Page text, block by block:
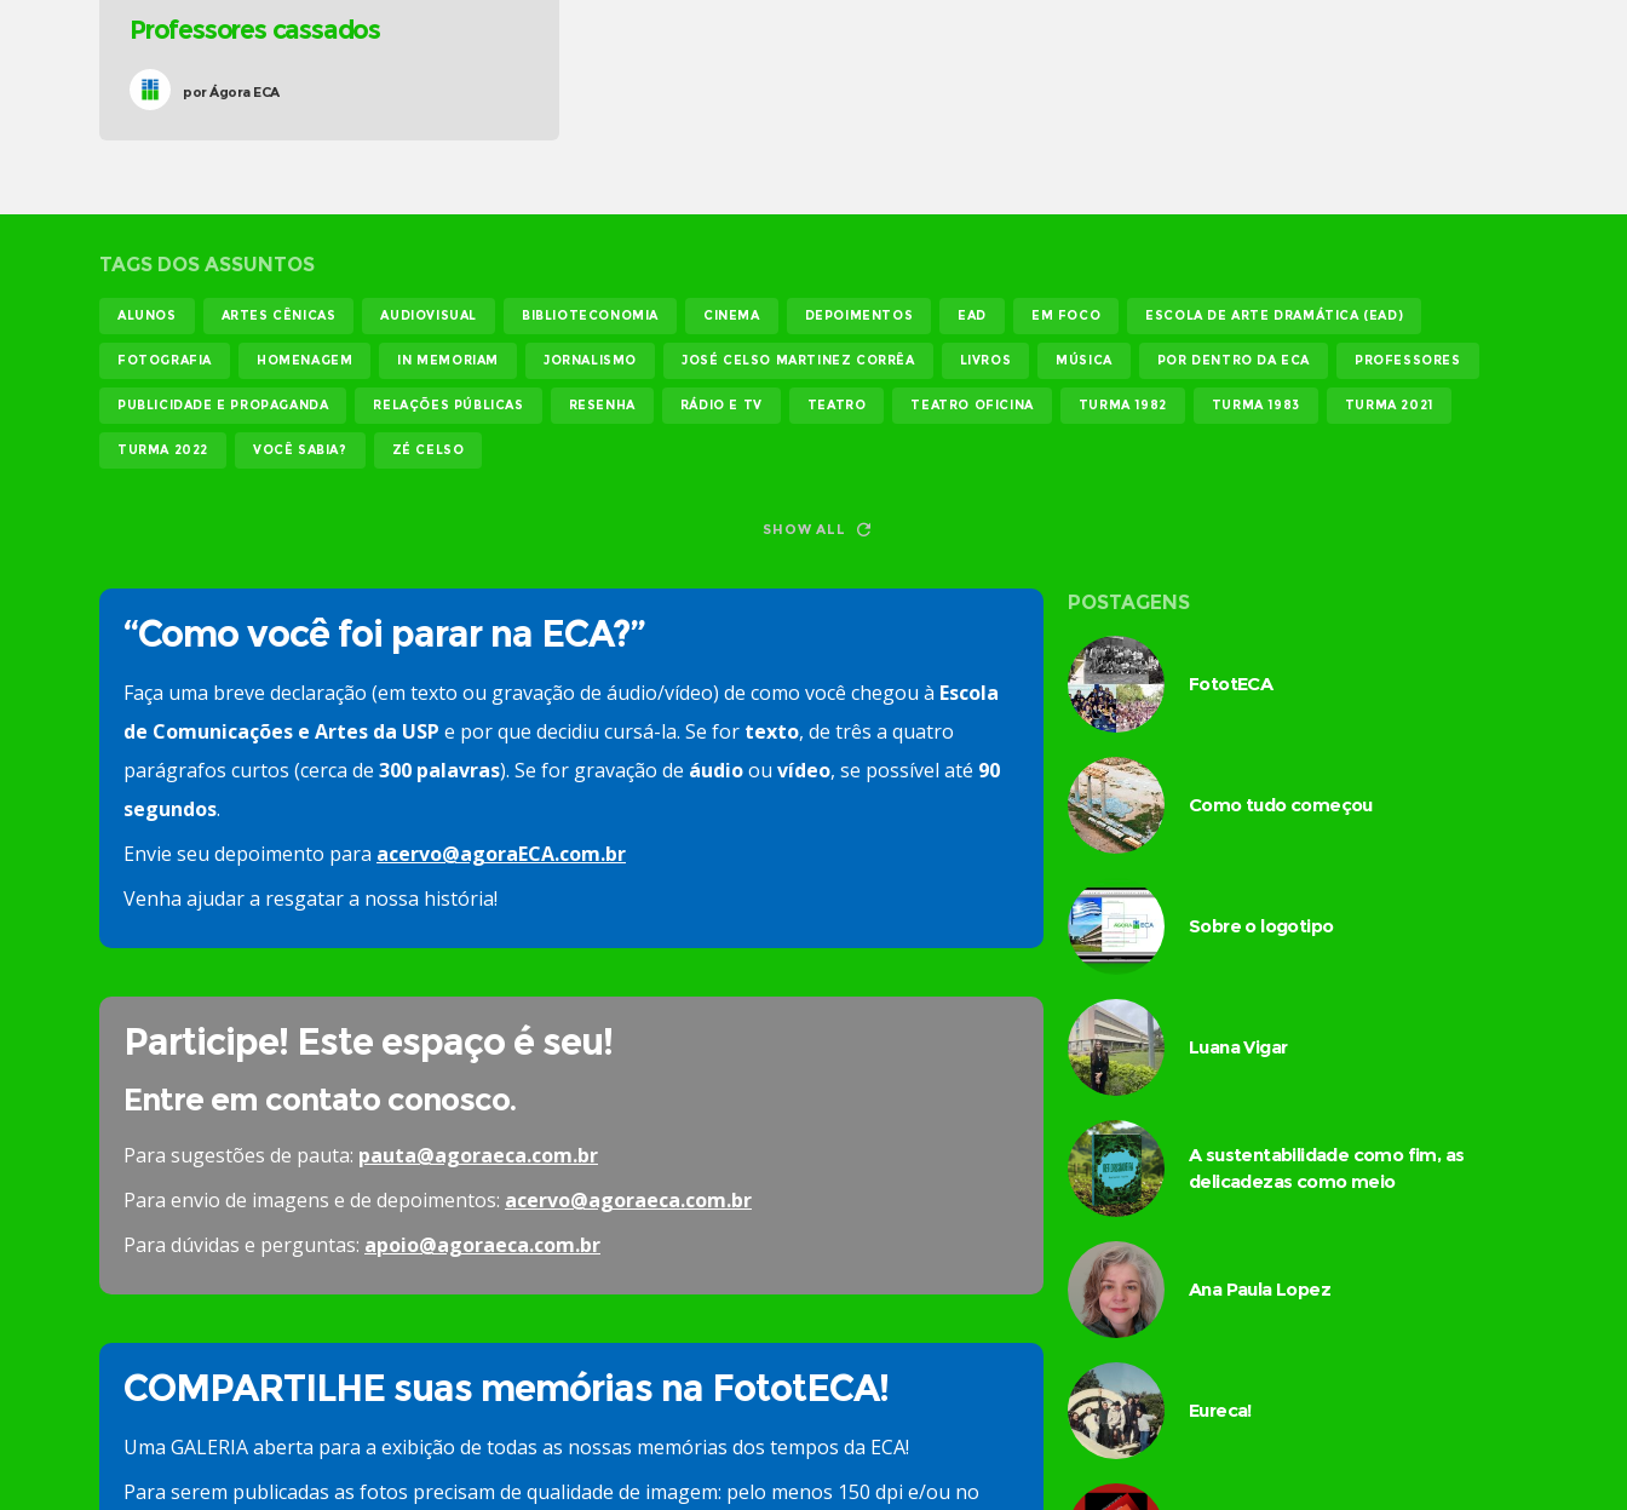
Professores cassados
porÁgora ECA
TAGS DOS ASSUNTOS
ALUNOS ARTES CÊNICAS AUDIOVISUAL BIBLIOTECONOMIA CINEMA DEPOIMENTOS EAD EM FOCO ESCOLA DE ARTE DRAMÁTICA (EAD)
FOTOGRAFIA HOMENAGEM IN MEMORIAM JORNALISMO JOSÉ CELSO MARTINEZ CORRÊA LIVROS MÚSICA POR DENTRO DA ECA PROFESSORES
PUBLICIDADE E PROPAGANDA RELAÇÕES PÚBLICAS RESENHA RÁDIO E TV TEATRO TEATRO OFICINA TURMA 1982 TURMA 1983 TURMA 2021
TURMA 2022 VOCÊ SABIA? ZÉ CELSO
SHOW ALL
“Como você foi parar na ECA?”
Faça uma breve declaração (em texto ou gravação de áudio/vídeo) de como você chegou à Escola
de Comunicações e Artes da USP e por que decidiu cursá-la. Se for texto, de três a quatro
parágrafos curtos (cerca de 300 palavras). Se for gravação de áudioou vídeo, se possível até 90
segundos.
Envie seu depoimento para acervo@agoraECA.com.br
Venha ajudar a resgatar a nossa história!
Participe! Este espaço é seu!
Entre em contato conosco.
Para sugestões de pauta: pauta@agoraeca.com.br
Para envio de imagens e de depoimentos: acervo@agoraeca.com.br
Para dúvidas e perguntas: apoio@agoraeca.com.br
COMPARTILHE suas memórias na FototECA!
Uma GALERIA aberta para a exibição de todas as nossas memórias dos tempos da ECA!
Para serem publicadas as fotos precisam de qualidade de imagem: pelo menos 150 dpi e/ou no
POSTAGENS
FototECA
Como tudo começou
Sobre o logotipo
Luana Vigar
A sustentabilidade como fim, as
delicadezas como meio
Ana Paula Lopez
Eureca!